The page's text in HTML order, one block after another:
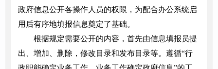
政府信息公开各操作人员的权限，为配合办公系统启
用后有序地填报信息奠定了基础。
根据规定需要公开的内容，首先由信息填报员提
出、增加、删除，修改目录和发布目录等。遵循“行